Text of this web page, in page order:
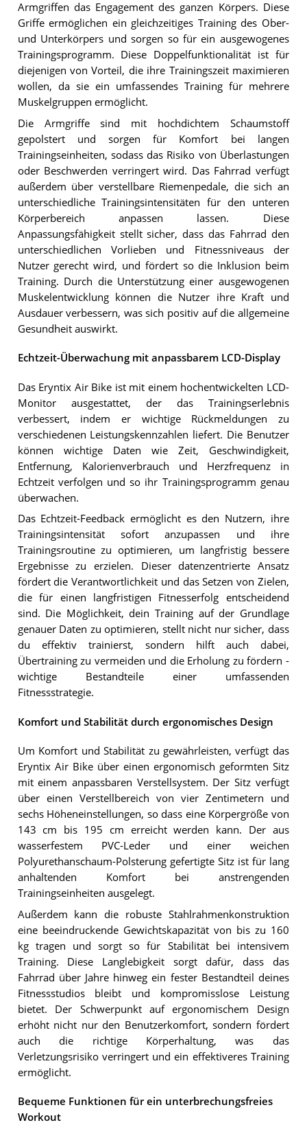
Armgriffen das Engagement des ganzen Körpers. Diese
Griffe ermöglichen ein gleichzeitiges Training des Ober-
und Unterkörpers und sorgen so für ein ausgewogenes
Trainingsprogramm. Diese Doppelfunktionalität ist für
diejenigen von Vorteil, die ihre Trainingszeit maximieren
wollen, da sie ein umfassendes Training für mehrere
Muskelgruppen ermöglicht.
Die Armgriffe sind mit hochdichtem Schaumstoff
gepolstert und sorgen für Komfort bei langen
Trainingseinheiten, sodass das Risiko von Überlastungen
oder Beschwerden verringert wird. Das Fahrrad verfügt
außerdem über verstellbare Riemenpedale, die sich an
unterschiedliche Trainingsintensitäten für den unteren
Körperbereich anpassen lassen. Diese
Anpassungsfähigkeit stellt sicher, dass das Fahrrad den
unterschiedlichen Vorlieben und Fitnessniveaus der
Nutzer gerecht wird, und fördert so die Inklusion beim
Training. Durch die Unterstützung einer ausgewogenen
Muskelentwicklung können die Nutzer ihre Kraft und
Ausdauer verbessern, was sich positiv auf die allgemeine
Gesundheit auswirkt.
Echtzeit-Überwachung mit anpassbarem LCD-Display
Das Eryntix Air Bike ist mit einem hochentwickelten LCD-
Monitor ausgestattet, der das Trainingserlebnis
verbessert, indem er wichtige Rückmeldungen zu
verschiedenen Leistungskennzahlen liefert. Die Benutzer
können wichtige Daten wie Zeit, Geschwindigkeit,
Entfernung, Kalorienverbrauch und Herzfrequenz in
Echtzeit verfolgen und so ihr Trainingsprogramm genau
überwachen.
Das Echtzeit-Feedback ermöglicht es den Nutzern, ihre
Trainingsintensität sofort anzupassen und ihre
Trainingsroutine zu optimieren, um langfristig bessere
Ergebnisse zu erzielen. Dieser datenzentrierte Ansatz
fördert die Verantwortlichkeit und das Setzen von Zielen,
die für einen langfristigen Fitnesserfolg entscheidend
sind. Die Möglichkeit, dein Training auf der Grundlage
genauer Daten zu optimieren, stellt nicht nur sicher, dass
du effektiv trainierst, sondern hilft auch dabei,
Übertraining zu vermeiden und die Erholung zu fördern -
wichtige Bestandteile einer umfassenden
Fitnessstrategie.
Komfort und Stabilität durch ergonomisches Design
Um Komfort und Stabilität zu gewährleisten, verfügt das
Eryntix Air Bike über einen ergonomisch geformten Sitz
mit einem anpassbaren Verstellsystem. Der Sitz verfügt
über einen Verstellbereich von vier Zentimetern und
sechs Höheneinstellungen, so dass eine Körpergröße von
143 cm bis 195 cm erreicht werden kann. Der aus
wasserfestem PVC-Leder und einer weichen
Polyurethanschaum-Polsterung gefertigte Sitz ist für lang
anhaltenden Komfort bei anstrengenden
Trainingseinheiten ausgelegt.
Außerdem kann die robuste Stahlrahmenkonstruktion
eine beeindruckende Gewichtskapazität von bis zu 160
kg tragen und sorgt so für Stabilität bei intensivem
Training. Diese Langlebigkeit sorgt dafür, dass das
Fahrrad über Jahre hinweg ein fester Bestandteil deines
Fitnessstudios bleibt und kompromisslose Leistung
bietet. Der Schwerpunkt auf ergonomischem Design
erhöht nicht nur den Benutzerkomfort, sondern fördert
auch die richtige Körperhaltung, was das
Verletzungsrisiko verringert und ein effektiveres Training
ermöglicht.
Bequeme Funktionen für ein unterbrechungsfreies
Workout